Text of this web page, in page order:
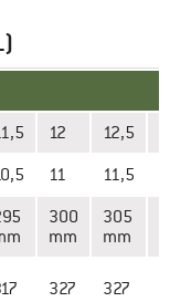
12 12,5
11 11,5
300
mm
305
mm
327 327